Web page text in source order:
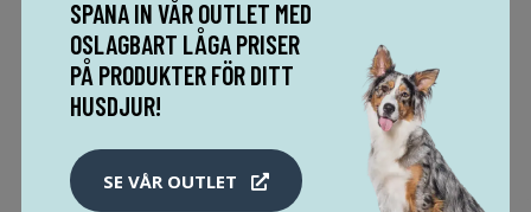
MER INFO!
SPANA IN VÅR OUTLET MED
OSLAGBART LÅGA PRISER
PÅ PRODUKTER FÖR DITT
HUSDJUR!
SE VÅR OUTLET